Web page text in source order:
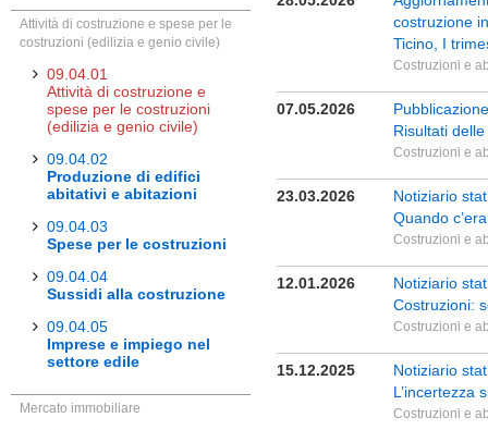
Attività di costruzione e spese per le
costruzioni (edilizia e genio civile)
09.04.01
Attività di costruzione e
spese per le costruzioni
(edilizia e genio civile)
09.04.02
Produzione di edifici
abitativi e abitazioni
09.04.03
Spese per le costruzioni
09.04.04
Sussidi alla costruzione
09.04.05
Imprese e impiego nel
settore edile
Mercato immobiliare
costruzione
Ticino, I
Costruzioni e
07.05.2026
Risultati
Costruzioni e
23.03.2026
Notiziario
Quando
Costruzioni e
12.01.2026
Notiziario
Costruzioni:
Costruzioni e
15.12.2025
Notiziario
L’incertezza
Costruzioni e